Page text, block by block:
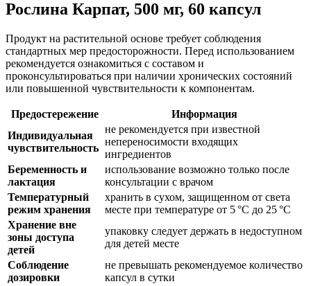
Рослина Карпат, 500 мг, 60 капсул
Продукт на растительной основе требует соблюдения
стандартных мер предосторожности. Перед использованием
рекомендуется ознакомиться с составом и
проконсультироваться при наличии хронических состояний
или повышенной чувствительности к компонентам.
Предостережение
Информация
Индивидуальная
чувствительность
не рекомендуется при известной
непереносимости входящих
ингредиентов
Беременность и
лактация
использование возможно только после
консультации с врачом
Температурный
режим хранения
хранить в сухом, защищенном от света
месте при температуре от 5 °C до 25 °C
Хранение вне
зоны доступа
детей
упаковку следует держать в недоступном
для детей месте
Соблюдение
дозировки
не превышать рекомендуемое количество
капсул в сутки